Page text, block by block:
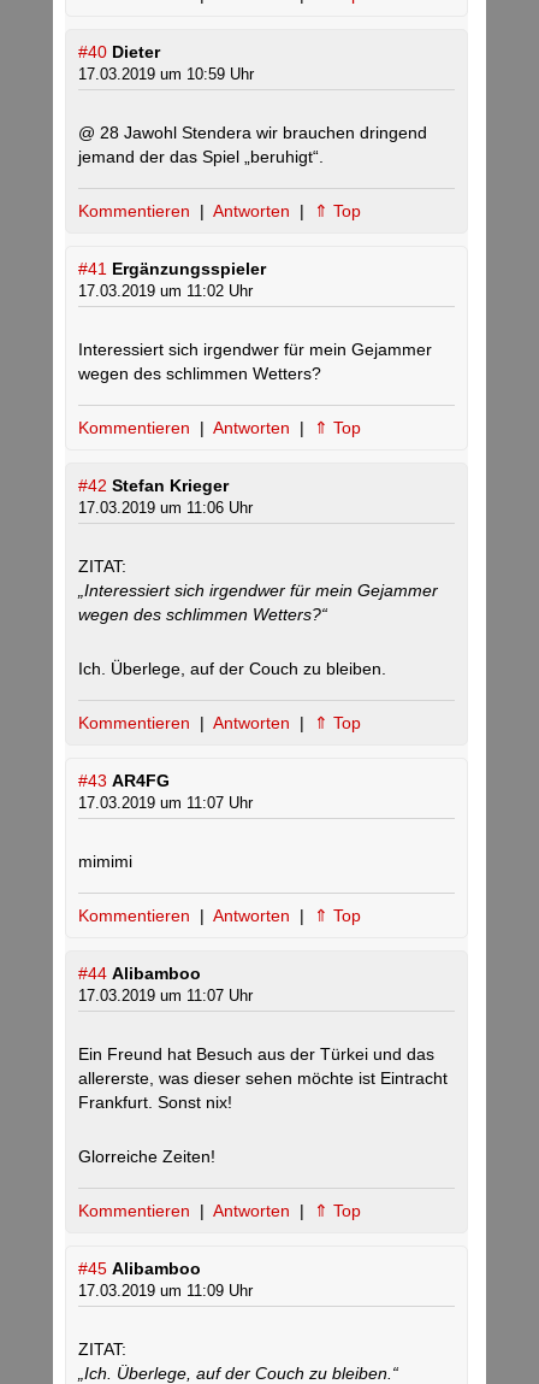
#40 Dieter
17.03.2019 um 10:59 Uhr
@ 28 Jawohl Stendera wir brauchen dringend
jemand der das Spiel „beruhigt“.
Kommentieren | Antworten | ⇑ Top
#41 Ergänzungsspieler
17.03.2019 um 11:02 Uhr
Interessiert sich irgendwer für mein Gejammer
wegen des schlimmen Wetters?
Kommentieren | Antworten | ⇑ Top
#42 Stefan Krieger
17.03.2019 um 11:06 Uhr
ZITAT:
„Interessiert sich irgendwer für mein Gejammer
wegen des schlimmen Wetters?“
Ich. Überlege, auf der Couch zu bleiben.
Kommentieren | Antworten | ⇑ Top
#43 AR4FG
17.03.2019 um 11:07 Uhr
mimimi
Kommentieren | Antworten | ⇑ Top
#44 Alibamboo
17.03.2019 um 11:07 Uhr
Ein Freund hat Besuch aus der Türkei und das
allererste, was dieser sehen möchte ist Eintracht
Frankfurt. Sonst nix!
Glorreiche Zeiten!
Kommentieren | Antworten | ⇑ Top
#45 Alibamboo
17.03.2019 um 11:09 Uhr
ZITAT:
„Ich. Überlege, auf der Couch zu bleiben.“